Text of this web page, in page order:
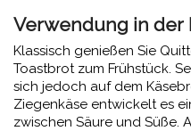
Verwendung in der
Klassisch genießen Sie
Toastbrot zum Frühstück.
sich jedoch auf dem
Ziegenkäse entwickelt es
zwischen Säure und Süße.